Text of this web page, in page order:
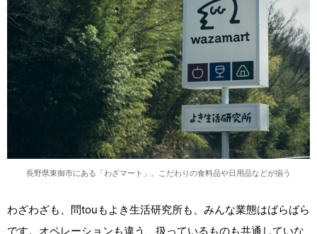
長野県東御市にある「わざマート」。こだわりの食料品や日用品などが揃う
わざわざも、問touもよき生活研究所も、みんな業態はばらばら
です。オペレーションも違う、扱っているものも共通していな